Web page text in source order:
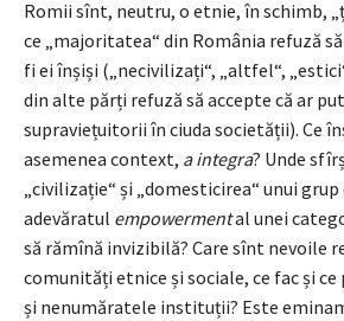
Romii sînt, neutru, o etnie, în schimb,
ce „majoritatea“ din România refuză
fi ei înșiși („necivilizați“, „altfel“,
din alte părți refuză să accepte că ar
supraviețuitorii în ciuda societății). Ce
asemenea context, a integra? Unde
„civilizație“ și „domesticirea“ unui
adevăratul empowermental unei
să rămînă invizibilă? Care sînt nevoile
comunități etnice și sociale, ce fac și
și nenumăratele instituții? Este